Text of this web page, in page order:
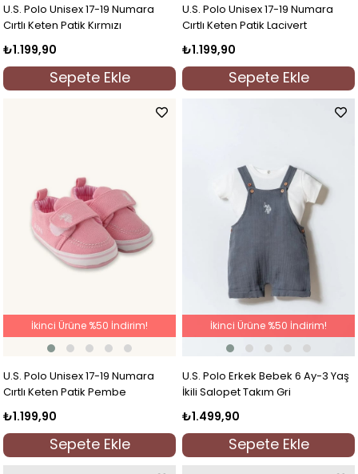
U.S. Polo Unisex 17-19 Numara
Cırtlı Keten Patik Kırmızı
₺1.199,90
Sepete Ekle
U.S. Polo Unisex 17-19 Numara
Cırtlı Keten Patik Lacivert
₺1.199,90
Sepete Ekle
U.S. Polo Unisex 17-19 Numara
Cırtlı Keten Patik Pembe
₺1.199,90
Sepete Ekle
İkinci Ürüne %50 İndirim!
U.S. Polo Erkek Bebek 6 Ay-3 Yaş
İkili Salopet Takım Gri
₺1.499,90
Sepete Ekle
İkinci Ürüne %50 İndirim!